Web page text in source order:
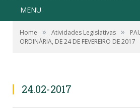
MENU
Home » Atividades Legislativas »
ORDINÁRIA, DE 24 DE FEVEREIRO DE 2017
24.02-2017